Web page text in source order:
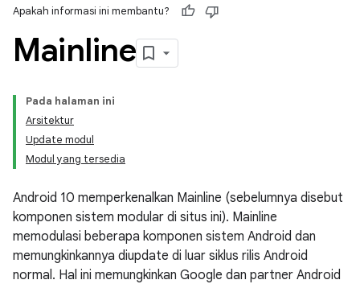
Apakah informasi ini membantu?
Mainline
Pada halaman ini
Arsitektur
Update modul
Modul yang tersedia
Android 10 memperkenalkan Mainline (sebelumnya disebut
komponen sistem modular di situs ini). Mainline
memodulasi beberapa komponen sistem Android dan
memungkinkannya diupdate di luar siklus rilis Android
normal. Hal ini memungkinkan Google dan partner Android